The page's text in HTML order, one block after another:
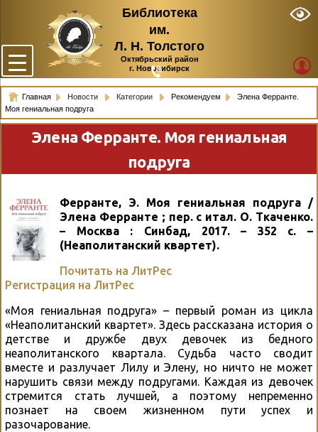
Библиотека
им.
Л. Н. Толстого
Октябрьский район
г. Новосибирск
Главная Новости Категории Рекомендуем
Элена Ферранте.
Моя гениальная подруга
Элена Ферранте. Моя гениальная
подруга
Ферранте, Э. Моя гениальная подруга /
Элена Ферранте ; пер. с итал. О. Ткаченко.
– Москва : Синбад, 2017. – 352 с. –
(Неаполитанский квартет).
Почитать на ЛитРес
Регистрация на ЛитРес
«Моя гениальная подруга» – первый роман из цикла
«Неаполитанский квартет». Здесь рассказана история о
детстве и дружбе двух девочек из бедного
неаполитанского квартала. Судьба часто сводит
вместе и разлучает Лилу и Элену, но ничто не может
нарушить связи между подругами. Каждая из девочек
стремится стать лучшей, а поэтому непременно
познает на своем жизненном пути успех и
разочарование.